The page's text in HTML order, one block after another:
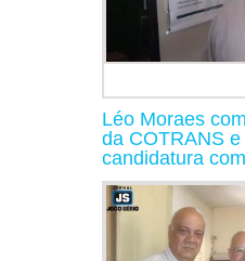
Léo Moraes
da COTRANS
candidatura